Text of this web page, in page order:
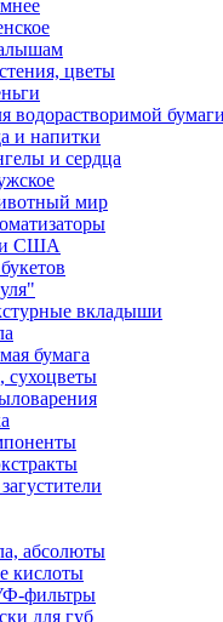
цветы
водорастворимой бумаги
и напитки
и сердца
мир
США
вкладыши
бумага
абсолюты
кислоты
фильтры
для губ